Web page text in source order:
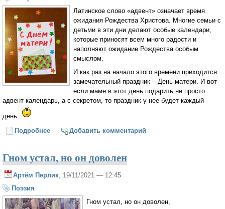
Латинское слово «адвент» означает время
ожидания Рождества Христова. Многие семьи с
детьми в эти дни делают особые календари,
которые приносят всем много радости и
наполняют ожидание Рождества особым
смыслом.
И как раз на начало этого времени приходится
замечательный праздник – День матери. И вот
если маме в этот день подарить не просто
адвент-календарь, а с секретом, то праздник у нее будет каждый
день.
Подробнее о Адвент-календарь с секретом - в подарок маме
Добавить комментарий
Гном устал, но он доволен
Артём Перлик , 19/11/2021 — 12:45
Поэзия
Гном устал, но он доволен,